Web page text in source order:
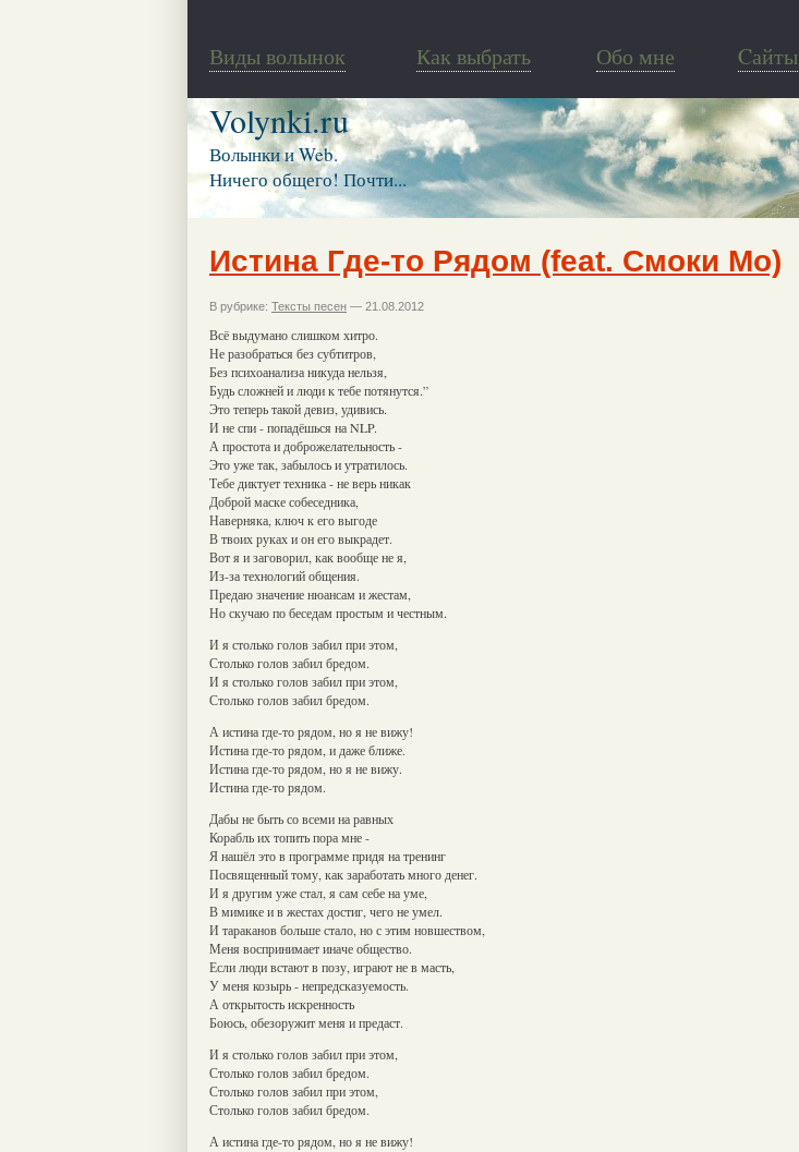
Виды волынок Как выбрать Обо мне Cайты
Volynki.ru
Волынки и Web.
Ничего общего! Почти...
Истина Где-то Рядом (feat. Смоки Мо)
В рубрике: Тексты песен — 21.08.2012
Всё выдумано слишком хитро.
Не разобраться без субтитров,
Без психоанализа никуда нельзя,
Будь сложней и люди к тебе потянутся.”
Это теперь такой девиз, удивись.
И не спи - попадёшься на NLP.
А простота и доброжелательность -
Это уже так, забылось и утратилось.
Тебе диктует техника - не верь никак
Доброй маске собеседника,
Наверняка, ключ к его выгоде
В твоих руках и он его выкрадет.
Вот я и заговорил, как вообще не я,
Из-за технологий общения.
Предаю значение нюансам и жестам,
Но скучаю по беседам простым и честным.
И я столько голов забил при этом,
Столько голов забил бредом.
И я столько голов забил при этом,
Столько голов забил бредом.
А истина где-то рядом, но я не вижу!
Истина где-то рядом, и даже ближе.
Истина где-то рядом, но я не вижу.
Истина где-то рядом.
Дабы не быть со всеми на равных
Корабль их топить пора мне -
Я нашёл это в программе придя на тренинг
Посвященный тому, как заработать много денег.
И я другим уже стал, я сам себе на уме,
В мимике и в жестах достиг, чего не умел.
И тараканов больше стало, но с этим новшеством,
Меня воспринимает иначе общество.
Если люди встают в позу, играют не в масть,
У меня козырь - непредсказуемость.
А открытость искренность
Боюсь, обезоружит меня и предаст.
И я столько голов забил при этом,
Столько голов забил бредом.
Столько голов забил при этом,
Столько голов забил бредом.
А истина где-то рядом, но я не вижу!